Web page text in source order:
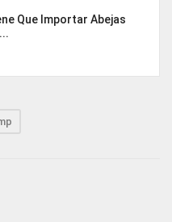
Que Importar Abejas